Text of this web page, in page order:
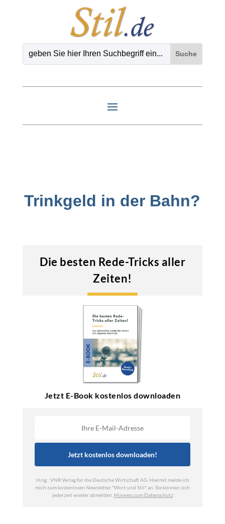
Trinkgeld in der Bahn?